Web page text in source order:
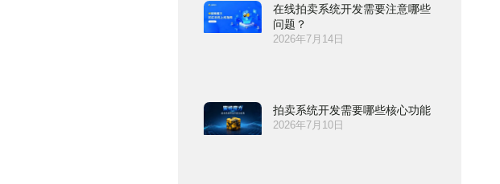
在线拍卖系统开发需要注意哪些
问题？
2026年7月14日
拍卖系统开发需要哪些核心功能
2026年7月10日